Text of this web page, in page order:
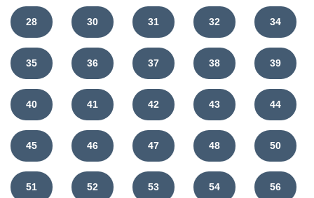
28 30 31 32 34
35 36 37 38 39
40 41 42 43 44
45 46 47 48 50
51 52 53 54 56